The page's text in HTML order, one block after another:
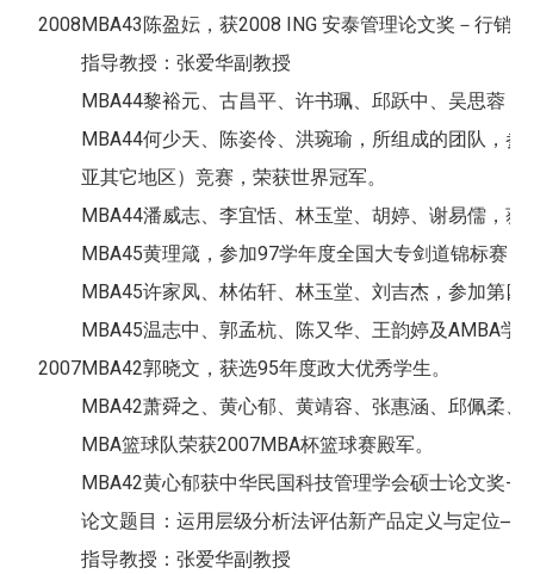
2008 MBA43陈盈妘，获2008 ING 安泰管理论文奖－行销
指导教授：张爱华副教授
MBA44黎裕元、古昌平、许书珮、邱跃中、吴思蓉
MBA44何少天、陈姿伶、洪琬瑜，所组成的团队，
亚其它地区）竞赛，荣获世界冠军。
MBA44潘威志、李宜恬、林玉堂、胡婷、谢易儒，
MBA45黄理箴，参加97学年度全国大专剑道锦标赛，
MBA45许家凤、林佑轩、林玉堂、刘吉杰，参加第
MBA45温志中、郭孟杭、陈又华、王韵婷及AMBA学
2007MBA42郭晓文，获选95年度政大优秀学生。
MBA42萧舜之、黄心郁、黄靖容、张惠涵、邱佩柔
MBA篮球队荣获2007MBA杯篮球赛殿军。
MBA42黄心郁获中华民国科技管理学会硕士论文奖-
论文题目：运用层级分析法评估新产品定义与定位─
指导教授：张爱华副教授